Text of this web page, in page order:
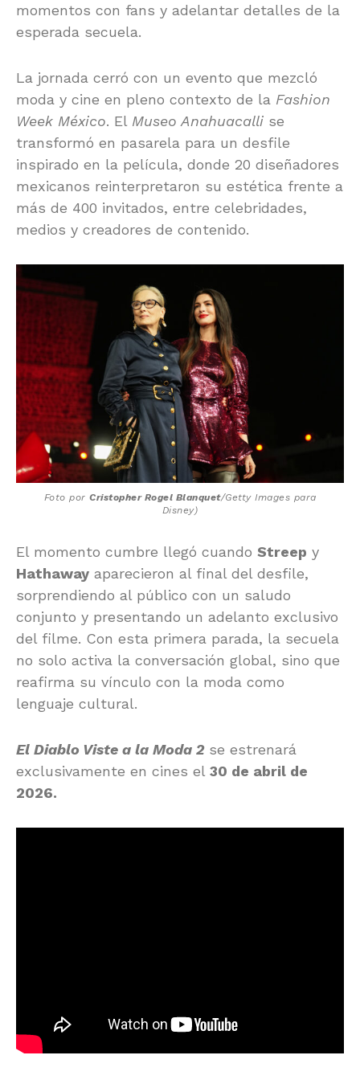
momentos con fans y adelantar detalles de la
esperada secuela.
La jornada cerró con un evento que mezcló
moda y cine en pleno contexto de la Fashion
Week México. El Museo Anahuacalli se
transformó en pasarela para un desfile
inspirado en la película, donde 20 diseñadores
mexicanos reinterpretaron su estética frente a
más de 400 invitados, entre celebridades,
medios y creadores de contenido.
Foto por Cristopher Rogel Blanquet/Getty Images para
Disney)
El momento cumbre llegó cuando Streep y
Hathaway aparecieron al final del desfile,
sorprendiendo al público con un saludo
conjunto y presentando un adelanto exclusivo
del filme. Con esta primera parada, la secuela
no solo activa la conversación global, sino que
reafirma su vínculo con la moda como
lenguaje cultural.
El Diablo Viste a la Moda 2se estrenará
exclusivamente en cines el 30 de abril de
2026.